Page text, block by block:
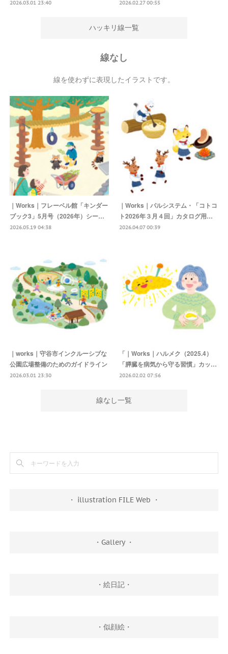
2026.03.01 23:40 2026.02.27 00:55
ハッキリ線一覧
線なし
線を使わずに表現したイラストです。
｜Works｜フレーベル館「キンダー
ブック3」5月号（2026年）シー…
2026.05.19 04:38
｜Works｜パルシステム・「コトコ
ト2026年３月４回」カタログ用…
2026.04.07 00:39
｜works｜守谷市インクルーシブな
公園広場整備のためのガイドライン
2026.03.01 23:30
「｜Works｜ハルメク（2025.4）
「膵臓を病気から守る習慣」カッ…
2026.02.02 07:56
線なし一覧
・ illustration FILE Web ・
・Gallery ・
・絵日記・
・似顔絵・